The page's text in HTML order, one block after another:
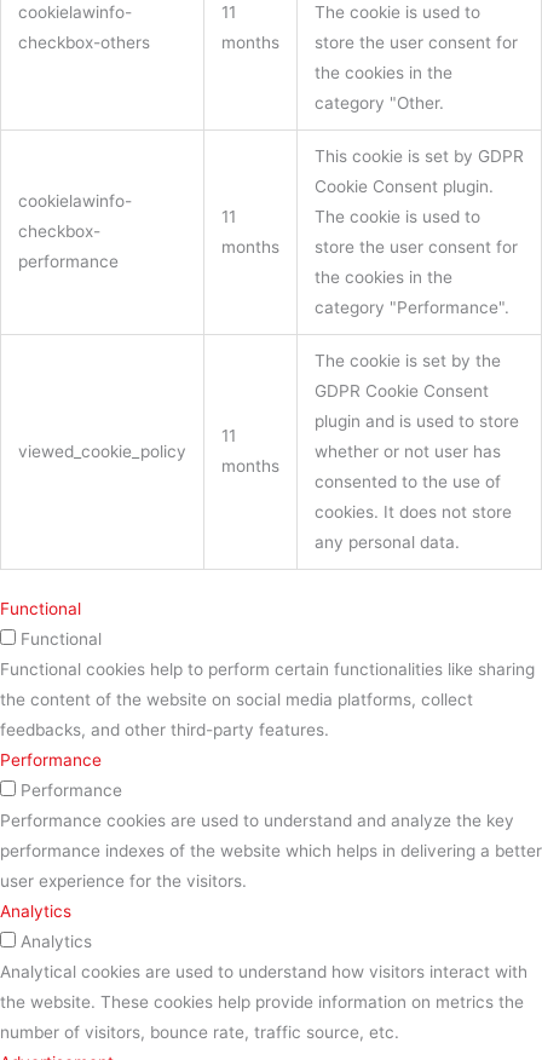
cookielawinfo-
checkbox-others
11
months
The cookie is used to
store the user consent for
the cookies in the
category "Other.
cookielawinfo-
checkbox-
performance
11
months
This cookie is set by GDPR
Cookie Consent plugin.
The cookie is used to
store the user consent for
the cookies in the
category "Performance".
viewed_cookie_policy
11
months
The cookie is set by the
GDPR Cookie Consent
plugin and is used to store
whether or not user has
consented to the use of
cookies. It does not store
any personal data.
Functional
Functional
Functional cookies help to perform certain functionalities like sharing
the content of the website on social media platforms, collect
feedbacks, and other third-party features.
Performance
Performance
Performance cookies are used to understand and analyze the key
performance indexes of the website which helps in delivering a better
user experience for the visitors.
Analytics
Analytics
Analytical cookies are used to understand how visitors interact with
the website. These cookies help provide information on metrics the
number of visitors, bounce rate, traffic source, etc.